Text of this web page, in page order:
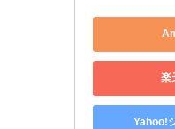
楽
Yahoo!